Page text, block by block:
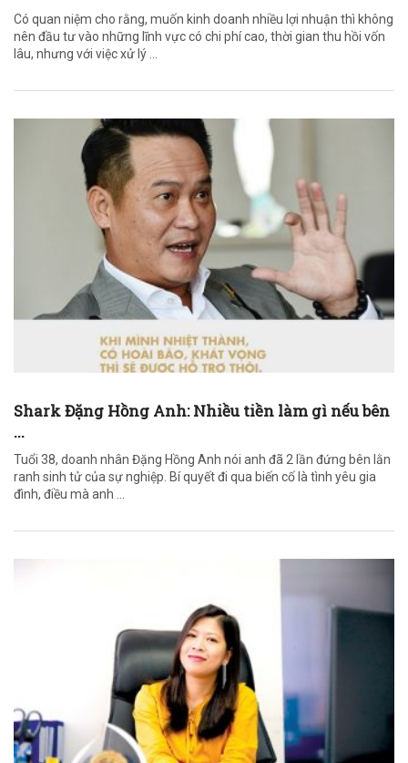
Có quan niệm cho rằng, muốn kinh doanh nhiều lợi nhuận thì không
nên đầu tư vào những lĩnh vực có chi phí cao, thời gian thu hồi vốn
lâu, nhưng với việc xử lý ...
Shark Đặng Hồng Anh: Nhiều tiền làm gì nếu bên
...
Tuổi 38, doanh nhân Đặng Hồng Anh nói anh đã 2 lần đứng bên lằn
ranh sinh tử của sự nghiệp. Bí quyết đi qua biến cố là tình yêu gia
đình, điều mà anh ...